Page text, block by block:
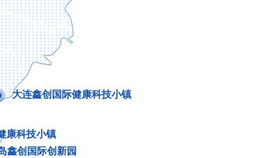
大连鑫创国际健康科技小镇
康科技小镇
鑫创国际创新园